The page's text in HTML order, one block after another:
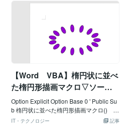
(作者のココナラブログ一覧) Const DL
97395" 'ダウンロード格納ファイル名
Const DLTMPFN = "Temp.txt" '対象画
像拡張子 Const DLFEXTN = ".png"
'画像取出しキーワード Const DLFKEY
1 = "&lt;img src=""" Const DLFKEY2 =
DLFEXTN &amp; """" ' Const DLPCF
NH = "PIC" 'ダウンロードエラーメッセ
ージ Const DLEMSG1 = "ダウンロード
が出来ませんでした!!" &amp; _
v
【Word VBA】楕円状に並べ
た楕円形描画マクロ▽ソース
コード
Option Explicit Option Base 0 ' Public Su
b 楕円状に並べた楕円形描画マクロ() C
onst ELLICXPS = 200 '輪の中心記事
IT・テクノロジー